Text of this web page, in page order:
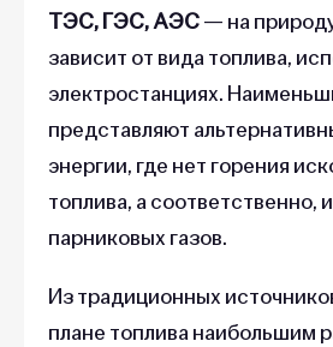
ТЭС, ГЭС, АЭС— на
зависит от вида топлива,
электростанциях.
представляют
энергии, где нет горения
топлива, а соответственно,
парниковых газов.
Из традиционных
плане топлива наибольшим